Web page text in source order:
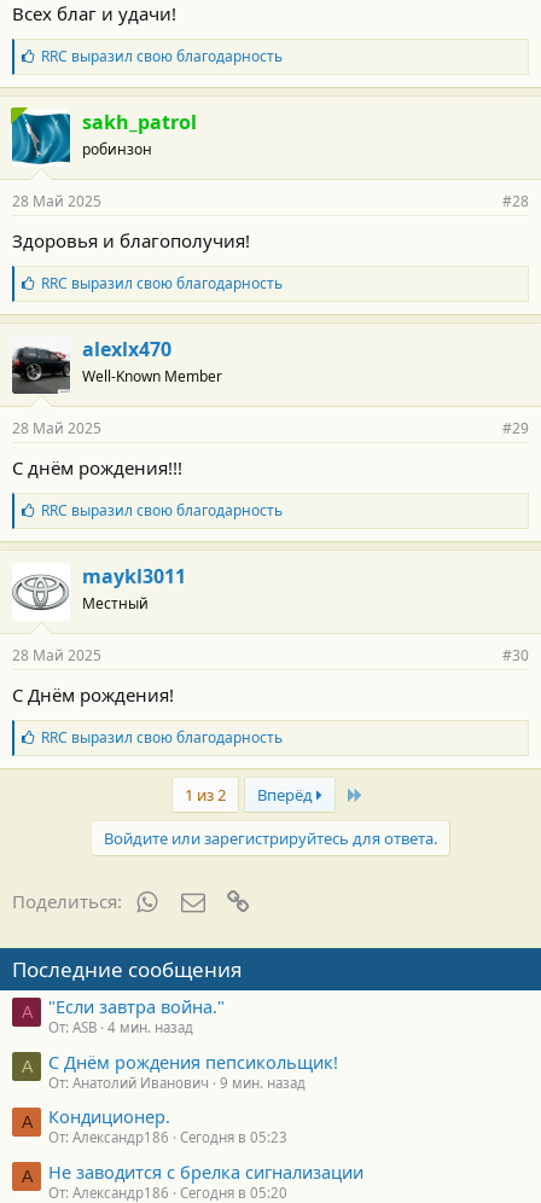
с
т
и
:
Всех благ и удачи!
Б
л
а
г
о
д
а
н
с
т
и
:
RRC выразил свою благодарность
sakh_patrol
робинзон
28 Май 2025 #28
Здоровья и благополучия!
Б
л
а
о
д
а
н
с
т
и
:
RRC выразил свою благодарность
alexlx470
Well-Known Member
28 Май 2025 #29
С днём рождения!!!
Б
л
а
о
д
а
н
с
т
и
:
RRC выразил свою благодарность
maykl3011
Местный
28 Май 2025 #30
С Днём рождения!
Б
л
а
о
т
и
:
RRC выразил свою благодарность
1 из 2 Вперёд Last
Войдите или зарегистрируйтесь для ответа.
Поделиться: WhatsAppЭлектронная почта
Последние сообщения
A "Если завтра война."
От: ASB 4 мин. назад
А С Днём рождения пепсикольщик!
От: Анатолий Иванович 9 мин. назад
А Кондиционер.
От: Александр186 Сегодня в 05:23
А Не заводится с брелка сигнализации
От: Александр186 Сегодня в 05:20